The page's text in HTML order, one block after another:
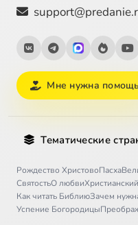
Мне нужна помощь
Тематические
Рождество ХристовоПасха
СвятостьО любви
Как читать БиблиюЗачем
Успение Богородицы